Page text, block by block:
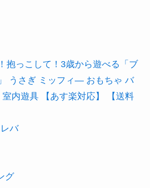
抱っこして！3歳から遊べる「ブ
うさぎ ミッフィ— おもちゃ バ
内遊具 【あす楽対応】 【送料
バ
グ